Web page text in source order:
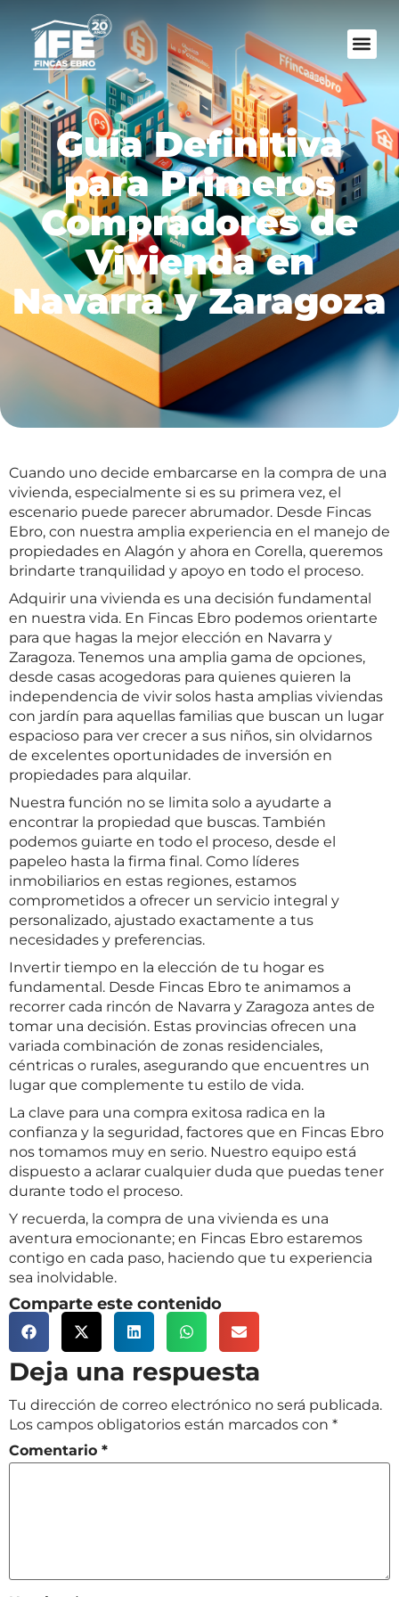
Guía Definitiva
para Primeros
Compradores de
Vivienda en
Navarra y Zaragoza
Cuando uno decide embarcarse en la compra de una
vivienda, especialmente si es su primera vez, el
escenario puede parecer abrumador. Desde Fincas
Ebro, con nuestra amplia experiencia en el manejo de
propiedades en Alagón y ahora en Corella, queremos
brindarte tranquilidad y apoyo en todo el proceso.
Adquirir una vivienda es una decisión fundamental
en nuestra vida. En Fincas Ebro podemos orientarte
para que hagas la mejor elección en Navarra y
Zaragoza. Tenemos una amplia gama de opciones,
desde casas acogedoras para quienes quieren la
independencia de vivir solos hasta amplias viviendas
con jardín para aquellas familias que buscan un lugar
espacioso para ver crecer a sus niños, sin olvidarnos
de excelentes oportunidades de inversión en
propiedades para alquilar.
Nuestra función no se limita solo a ayudarte a
encontrar la propiedad que buscas. También
podemos guiarte en todo el proceso, desde el
papeleo hasta la firma final. Como líderes
inmobiliarios en estas regiones, estamos
comprometidos a ofrecer un servicio integral y
personalizado, ajustado exactamente a tus
necesidades y preferencias.
Invertir tiempo en la elección de tu hogar es
fundamental. Desde Fincas Ebro te animamos a
recorrer cada rincón de Navarra y Zaragoza antes de
tomar una decisión. Estas provincias ofrecen una
variada combinación de zonas residenciales,
céntricas o rurales, asegurando que encuentres un
lugar que complemente tu estilo de vida.
La clave para una compra exitosa radica en la
confianza y la seguridad, factores que en Fincas Ebro
nos tomamos muy en serio. Nuestro equipo está
dispuesto a aclarar cualquier duda que puedas tener
durante todo el proceso.
Y recuerda, la compra de una vivienda es una
aventura emocionante; en Fincas Ebro estaremos
contigo en cada paso, haciendo que tu experiencia
sea inolvidable.
Comparte este contenido
Deja una respuesta
Tu dirección de correo electrónico no será publicada.
Los campos obligatorios están marcados con *
Comentario *